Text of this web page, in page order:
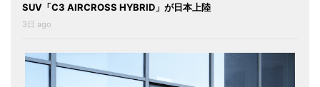
SUV「C3 AIRCROSS HYBRID」が日本上陸
3日 ago